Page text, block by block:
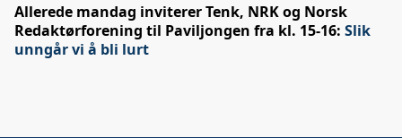
Allerede mandag inviterer Tenk, NRK og Norsk
Redaktørforening til Paviljongen fra kl. 15-16: Slik
unngår vi å bli lurt